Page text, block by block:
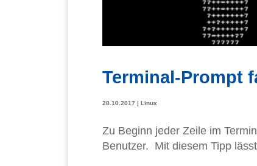
Terminal-Prompt
28.10.2017 | Linux
Zu Beginn jeder Zeile im
Benutzer. Mit diesem Tipp